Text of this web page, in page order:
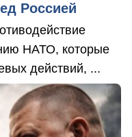
Россией
НАТО, которые
действий, ...